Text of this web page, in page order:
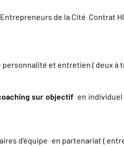
de la Cité Contrat
personnalité et entretien ( deux
sur objectifen individuel
d’équipe en partenariat (